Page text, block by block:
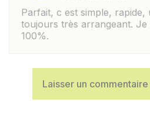
Parfait, c est simple,
toujours très arrangeant. Je
100%.
Laisser un commentaire